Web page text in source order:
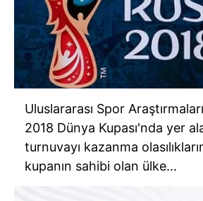
Uluslararası Spor
2018 Dünya Kupası'nda yer
turnuvayı kazanma
kupanın sahibi olan ülke...